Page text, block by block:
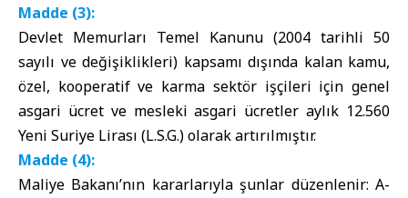
Madde (3):
Devlet Memurları Temel Kanunu (2004 tarihli 50
sayılı ve değişiklikleri) kapsamı dışında kalan kamu,
özel, kooperatif ve karma sektör işçileri için genel
asgari ücret ve mesleki asgari ücretler aylık 12.560
Yeni Suriye Lirası (L.S.G.) olarak artırılmıştır.
Madde (4):
Maliye Bakanı’nın kararlarıyla şunlar düzenlenir: A-